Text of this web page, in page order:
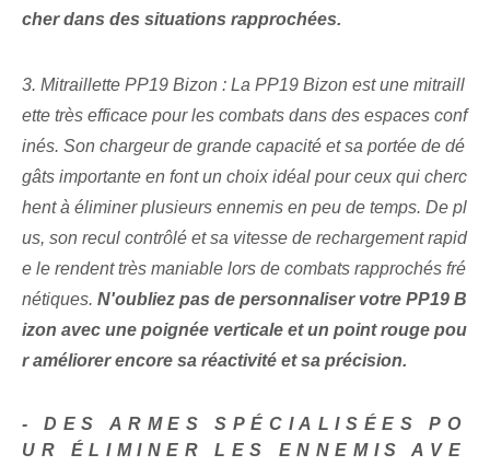
cher dans des situations rapprochées.
3. Mitraillette PP19 Bizon : La PP19 Bizon est une mitraill
ette très efficace pour les combats dans des espaces conf
inés. Son chargeur de grande capacité et sa portée de dé
gâts importante en font un choix idéal pour ceux qui cherc
hent à éliminer plusieurs ennemis en peu de temps. De pl
us, son recul contrôlé et sa vitesse de rechargement rapid
e le rendent très maniable lors de combats rapprochés fré
nétiques. N'oubliez pas de personnaliser votre PP19 B
izon avec une poignée verticale et un point rouge pou
r améliorer encore sa réactivité et sa précision.
- DES ARMES SPÉCIALISÉES PO
UR ÉLIMINER LES ENNEMIS AVE